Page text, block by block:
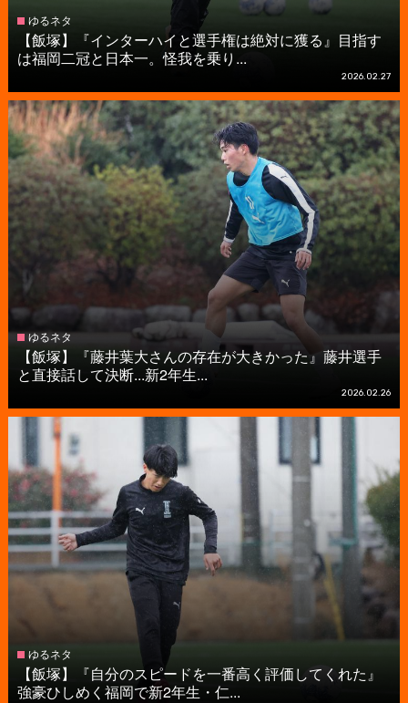
ゆるネタ
【飯塚】『インターハイと選手権は絶対に獲る』目指す
は福岡二冠と日本一。怪我を乗り...
2026.02.27
ゆるネタ
【飯塚】『藤井葉大さんの存在が大きかった』藤井選手
と直接話して決断...新2年生...
2026.02.26
ゆるネタ
【飯塚】『自分のスピードを一番高く評価してくれた』
強豪ひしめく福岡で新2年生・仁...